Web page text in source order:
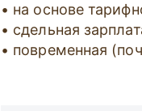
• на основе
• сдельная
• повременная